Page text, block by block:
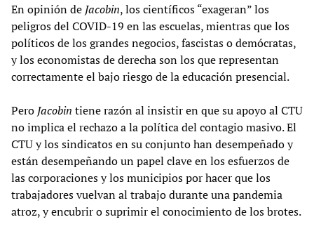
En opinión de Jacobin, los científicos “exageran” los
peligros del COVID-19 en las escuelas, mientras que los
políticos de los grandes negocios, fascistas o demócratas,
y los economistas de derecha son los que representan
correctamente el bajo riesgo de la educación presencial.
Pero Jacobin tiene razón al insistir en que su apoyo al CTU
no implica el rechazo a la política del contagio masivo. El
CTU y los sindicatos en su conjunto han desempeñado y
están desempeñando un papel clave en los esfuerzos de
las corporaciones y los municipios por hacer que los
trabajadores vuelvan al trabajo durante una pandemia
atroz, y encubrir o suprimir el conocimiento de los brotes.